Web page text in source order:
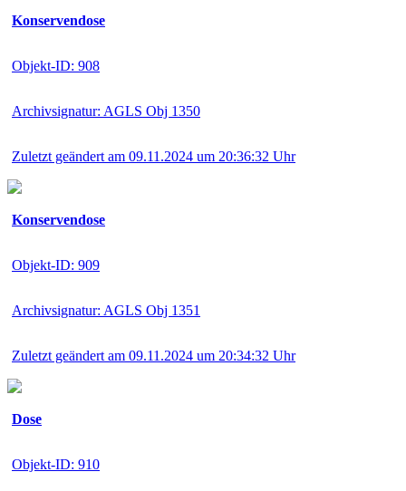
Konservendose
Objekt-ID: 908
Archivsignatur: AGLS Obj 1350
Zuletzt geändert am 09.11.2024 um 20:36:32 Uhr
Konservendose
Objekt-ID: 909
Archivsignatur: AGLS Obj 1351
Zuletzt geändert am 09.11.2024 um 20:34:32 Uhr
Dose
Objekt-ID: 910